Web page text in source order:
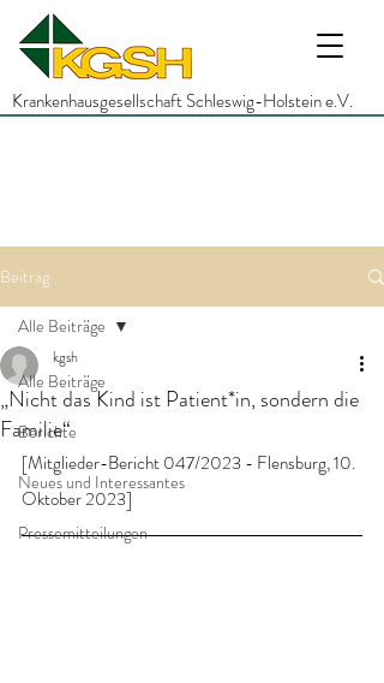
Krankenhausgesellschaft Schleswig-Holstein e.V.
Beitrag
Alle Beiträge
Berichte
Neues und Interessantes
Pressemitteilungen
Alle Beiträge
„Nicht das Kind ist Patient*in, sondern die
Familie“
kgsh
[Mitglieder-Bericht 047/2023 - Flensburg, 10.
Oktober 2023]